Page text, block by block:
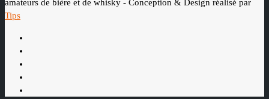
amateurs de bière et de whisky - Conception & Design réalisé par
Tips